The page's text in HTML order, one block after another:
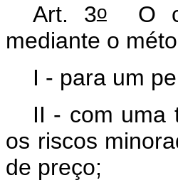
Art. 3oO
mediante o
I - para um
II - com uma
os riscos
de preço;